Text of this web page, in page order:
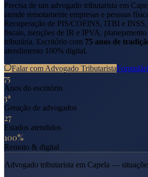
Precisa de um advogado tributarista em
atende remotamente empresas e pessoas
Recuperação de PIS/COFINS, ITBI e INSS,
fiscais, isenções de IR e IPVA,
tributária. Escritório com 75 anos de
atendimento 100% digital.
Falar com Advogado Tributarista
75
Anos do escritório
3ª
Geração de advogados
27
Estados atendidos
100%
Remoto & digital
Advogado tributarista em Capela —